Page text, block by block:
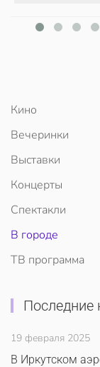
Кино
Вечеринки
Выставки
Концерты
Спектакли
В городе
ТВ программа
Последние
19 февраля 2025
В Иркутском